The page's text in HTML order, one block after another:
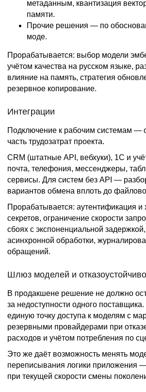
метаданным, квантизация
памяти.
Прочие решения — по
моде.
Прорабатывается: выбор модели
учётом качества на русском языке,
влияние на память, стратегия
резервное копирование.
Интеграции
Подключение к рабочим системам —
часть трудозатрат проекта.
CRM (штатные API, вебхуки), 1С и
почта, телефония, мессенджеры,
сервисы. Для систем без API —
вариантов обмена вплоть до
Прорабатывается: аутентификация и
секретов, ограничение скорости
сбоях с экспоненциальной
асинхронной обработки,
обращений.
Шлюз моделей и
В продакшене решение не должно
за недоступности одного
единую точку доступа к моделям с
резервными провайдерами при
расходов и учётом потребления по
Это же даёт возможность менять
переписывания логики приложения
при текущей скорости смены